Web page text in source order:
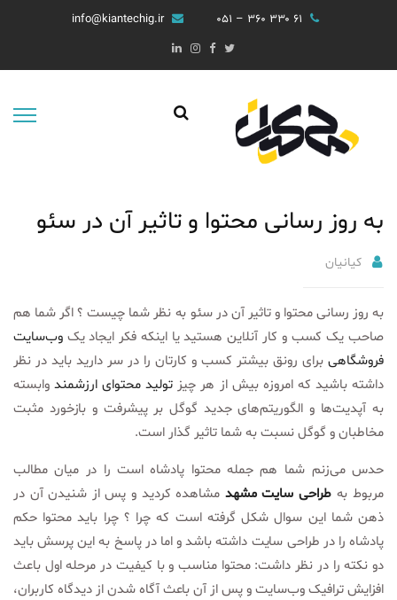
info@kiantechig.ir
‌به ‌روز رسانی محتوا و تاثیر آن در سئو
کیانیان
‌به ‌روز رسانی محتوا و تاثیر آن در سئو به نظر شما چیست ؟ اگر شما هم
صاحب یک کسب‌ و‌ کار آنلاین هستید یا اینکه فکر ایجاد یکوب‌سایت
فروشگاهیبرای رونق بیشتر کسب و کارتان را در سر دارید باید در نظر
داشته باشید که امروزه بیش از هر چیز تولید محتوای ارزشمندوابسته
به آپدیت‌ها و الگوریتم‌های جدید گوگل بر پیشرفت و بازخورد مثبت
مخاطبان و گوگل نسبت به شما تاثیر گذار است.
حدس می‌زنم شما هم جمله محتوا پادشاه است‌‌ را در میان مطالب
مربوط بهطراحی سایت مشهد مشاهده کردید و پس از شنیدن‌‌ آن در
ذهن شما این سوال شکل گرفته است که چرا ؟‌ چرا باید محتوا حکم
پادشاه را در طراحی سایت داشته باشد و اما در پاسخ به این پرسش باید
دو نکته را در نظر داشت‌:‌ محتوا مناسب و با کیفیت در مرحله اول باعث
افزایش ترافیک وب‌‌سایت و پس از آن باعث آگاه شدن از دیدگاه کاربران‌،